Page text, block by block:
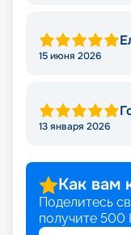
15 июня 2026
13 января 2026
Как вам
Поделитесь
получите 500